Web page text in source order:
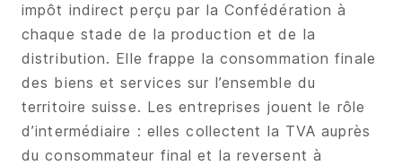
impôt indirect perçu par la Confédération à
chaque stade de la production et de la
distribution. Elle frappe la consommation finale
des biens et services sur l’ensemble du
territoire suisse. Les entreprises jouent le rôle
d’intermédiaire : elles collectent la TVA auprès
du consommateur final et la reversent à